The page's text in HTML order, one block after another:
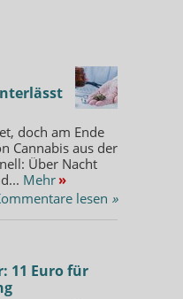
doch am Ende
Cannabis aus der
Über Nacht
Mehr »
lesen »
11 Euro für